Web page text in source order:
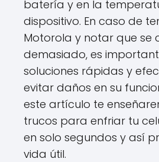
batería y en la
dispositivo. En caso de
Motorola y notar que se
demasiado, es
soluciones rápidas y
evitar daños en su
este artículo te
trucos para enfriar tu
en solo segundos y así
vida útil.